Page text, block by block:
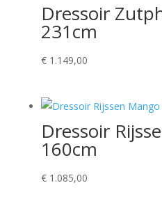
Dressoir
231cm
€1.149,00
Dressoir
160cm
€1.085,00